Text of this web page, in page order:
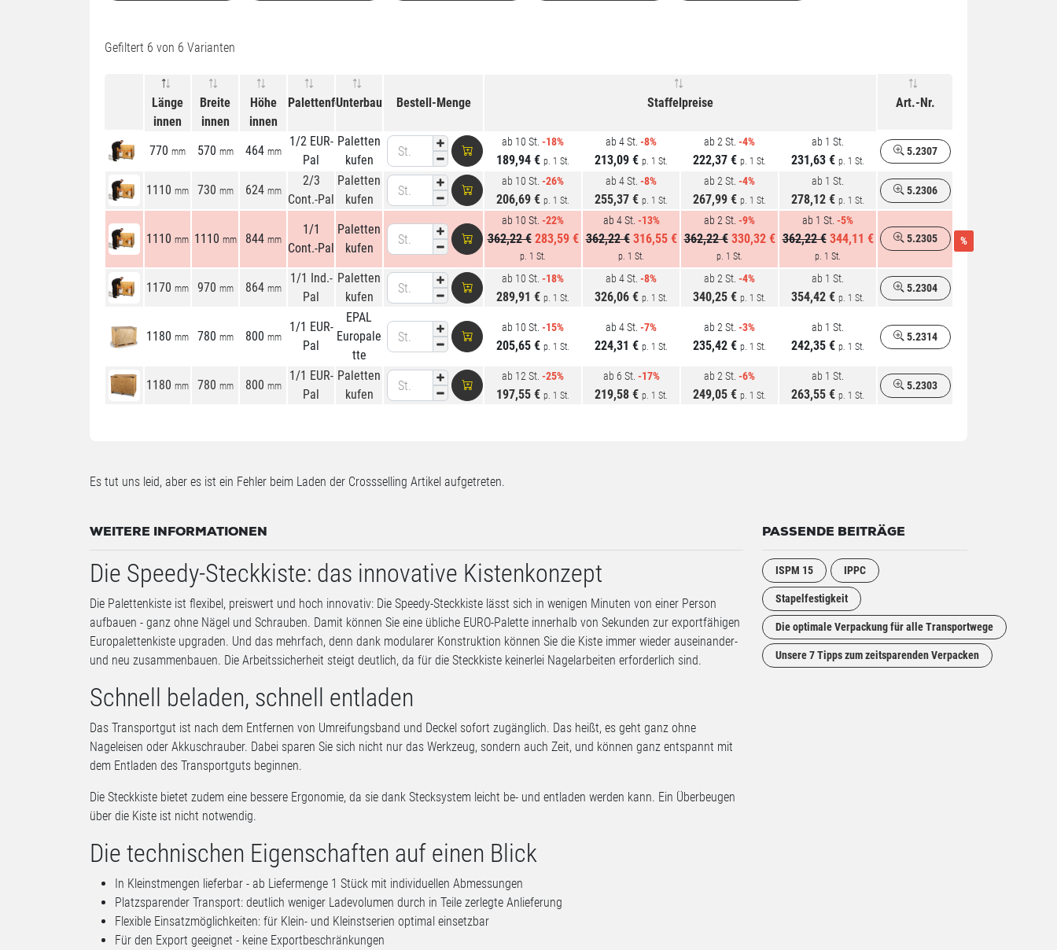
Gefiltert 6 von 6 Varianten
Länge
innen
Breite
innen
Höhe
innen
Palettenformat
Unterbau Bestell-Menge Staffelpreise Art.-Nr.
770 mm 570 mm 464 mm
1/2 EUR-
Pal
Paletten
kufen
St.
ab 10 St. -18%
189,94 € p. 1 St.
ab 4 St. -8%
213,09 € p. 1 St.
ab 2 St. -4%
222,37 € p. 1 St.
ab 1 St.
231,63 € p. 1 St.
5.2307
1110 mm 730 mm 624 mm
2/3
Cont.-Pal
Paletten
kufen
St.
ab 10 St. -26%
206,69 € p. 1 St.
ab 4 St. -8%
255,37 € p. 1 St.
ab 2 St. -4%
267,99 € p. 1 St.
ab 1 St.
278,12 € p. 1 St.
5.2306
1110 mm 1110 mm 844 mm
1/1
Cont.-Pal
Paletten
kufen
St.
ab 10 St. -22%
362,22 € 283,59 €
p. 1 St.
ab 4 St. -13%
362,22 € 316,55 €
p. 1 St.
ab 2 St. -9%
362,22 € 330,32 €
p. 1 St.
ab 1 St. -5%
362,22 € 344,11 €
p. 1 St.
%
5.2305
1170 mm 970 mm 864 mm
1/1 Ind.-
Pal
Paletten
kufen
St.
ab 10 St. -18%
289,91 € p. 1 St.
ab 4 St. -8%
326,06 € p. 1 St.
ab 2 St. -4%
340,25 € p. 1 St.
ab 1 St.
354,42 € p. 1 St.
5.2304
1180 mm 780 mm 800 mm
1/1 EUR-
Pal
EPAL
Europale
tte
St.
ab 10 St. -15%
205,65 € p. 1 St.
ab 4 St. -7%
224,31 € p. 1 St.
ab 2 St. -3%
235,42 € p. 1 St.
ab 1 St.
242,35 € p. 1 St.
5.2314
1180 mm 780 mm 800 mm
1/1 EUR-
Pal
Paletten
kufen
St.
ab 12 St. -25%
197,55 € p. 1 St.
ab 6 St. -17%
219,58 € p. 1 St.
ab 2 St. -6%
249,05 € p. 1 St.
ab 1 St.
263,55 € p. 1 St.
5.2303
Es tut uns leid, aber es ist ein Fehler beim Laden der Crossselling Artikel aufgetreten.
WEITERE INFORMATIONEN
Die Speedy-Steckkiste: das innovative Kistenkonzept
Die Palettenkiste ist flexibel, preiswert und hoch innovativ: Die Speedy-Steckkiste lässt sich in wenigen Minuten von einer Person
aufbauen - ganz ohne Nägel und Schrauben. Damit können Sie eine übliche EURO-Palette innerhalb von Sekunden zur exportfähigen
Europalettenkiste upgraden. Und das mehrfach, denn dank modularer Konstruktion können Sie die Kiste immer wieder auseinander-
und neu zusammenbauen. Die Arbeitssicherheit steigt deutlich, da für die Steckkiste keinerlei Nagelarbeiten erforderlich sind.
Schnell beladen, schnell entladen
Das Transportgut ist nach dem Entfernen von Umreifungsband und Deckel sofort zugänglich. Das heißt, es geht ganz ohne
Nageleisen oder Akkuschrauber. Dabei sparen Sie sich nicht nur das Werkzeug, sondern auch Zeit, und können ganz entspannt mit
dem Entladen des Transportguts beginnen.
Die Steckkiste bietet zudem eine bessere Ergonomie, da sie dank Stecksystem leicht be- und entladen werden kann. Ein Überbeugen
über die Kiste ist nicht notwendig.
Die technischen Eigenschaften auf einen Blick
In Kleinstmengen lieferbar - ab Liefermenge 1 Stück mit individuellen Abmessungen
Platzsparender Transport: deutlich weniger Ladevolumen durch in Teile zerlegte Anlieferung
Flexible Einsatzmöglichkeiten: für Klein- und Kleinstserien optimal einsetzbar
Für den Export geeignet - keine Exportbeschränkungen
PASSENDE BEITRÄGE
ISPM 15 IPPC
Stapelfestigkeit
Die optimale Verpackung für alle Transportwege
Unsere 7 Tipps zum zeitsparenden Verpacken